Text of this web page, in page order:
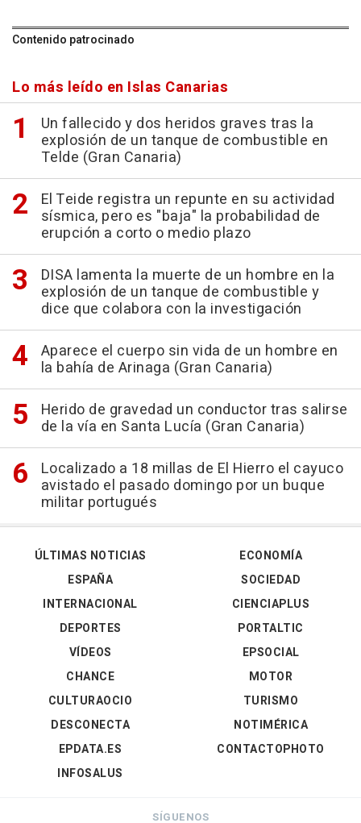
Contenido patrocinado
Lo más leído en Islas Canarias
Un fallecido y dos heridos graves tras la
explosión de un tanque de combustible en
Telde (Gran Canaria)
El Teide registra un repunte en su actividad
sísmica, pero es "baja" la probabilidad de
erupción a corto o medio plazo
DISA lamenta la muerte de un hombre en la
explosión de un tanque de combustible y
dice que colabora con la investigación
Aparece el cuerpo sin vida de un hombre en
la bahía de Arinaga (Gran Canaria)
Herido de gravedad un conductor tras salirse
de la vía en Santa Lucía (Gran Canaria)
Localizado a 18 millas de El Hierro el cayuco
avistado el pasado domingo por un buque
militar portugués
ÚLTIMAS NOTICIAS
ESPAÑA
INTERNACIONAL
DEPORTES
VÍDEOS
ECONOMÍA
SOCIEDAD
CIENCIAPLUS
PORTALTIC
EPSOCIAL
CHANCE
CULTURAOCIO
DESCONECTA
EPDATA.ES
INFOSALUS
MOTOR
TURISMO
NOTIMÉRICA
CONTACTOPHOTO
SÍGUENOS